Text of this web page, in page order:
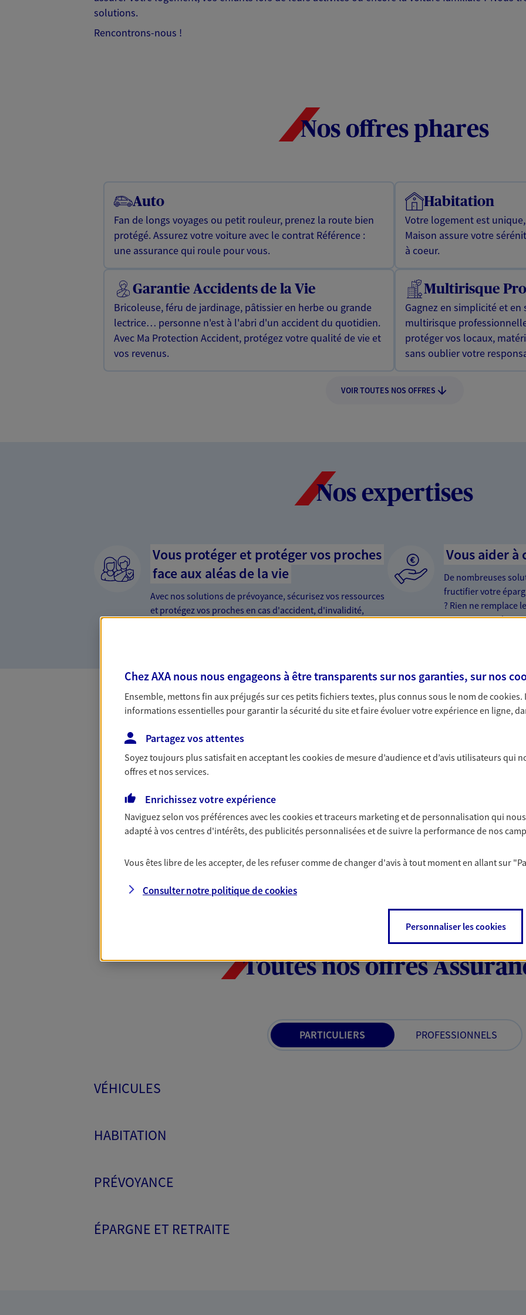
solutions.
Rencontrons-nous !
Nos offres phares
Auto
Fan de longs voyages ou petit rouleur, prenez la route bien
protégé. Assurez votre voiture avec le contrat Référence :
une assurance qui roule pour vous.
Habitation
Votre logement est
Maison assure votre
à coeur.
Garantie Accidents de la Vie
Bricoleuse, féru de jardinage, pâtissier en herbe ou grande
lectrice… personne n'est à l'abri d'un accident du quotidien.
Avec Ma Protection Accident, protégez votre qualité de vie et
vos revenus.
Multirisque
Gagnez en simplicité et
multirisque
protéger vos locaux,
sans oublier votre
VOIR TOUTES NOS OFFRES
Nos expertises
Vous protéger et protéger vos proches
face aux aléas de la vie
Avec nos solutions de prévoyance, sécurisez vos ressources
et protégez vos proches en cas d'accident, d'invalidité,
Vous aider à
De nombreuses
fructifier votre
? Rien ne remplace
PER… Faisons le
Les Mois Qui Comptent
Avec l'offre Les Mois Qui Comptent, lorsque vous souscrivez 2, 3, 4 ou même 5 contrats, vous
êtes remboursé de 2, 3, 4 ou même 5 mois de cotisations sur votre contrat le plus cher, dans
d'informations sur axa.fr
EN SAVOIR PLUS
Toutes nos offres
PARTICULIERS PROFESSIONNELS
VÉHICULES
HABITATION
PRÉVOYANCE
ÉPARGNE ET RETRAITE
Chez AXA nous nous engageons à être transparents sur nos garanties, sur nos
Ensemble, mettons fin aux préjugés sur ces petits fichiers textes, plus connus sous le nom decookies.
informations essentielles pour garantir la sécurité du site et faire évoluer votre expérience en ligne,
Partagez vos attentes
Soyez toujours plus satisfait en acceptant lescookiesde mesure d’audience et d’avis utilisateurs qui
offres et nos services.
Enrichissez votre expérience
Naviguez selon vos préférences avec lescookies et traceurs marketing et de personnalisation qui
adapté à vos centres d'intérêts, des publicités personnalisées et de suivre la performance de nos
Vous êtes libre de les accepter, de les refuser comme de changer d'avis à tout moment en allant sur
Consulter notre politique decookies
Personnaliser les cookies